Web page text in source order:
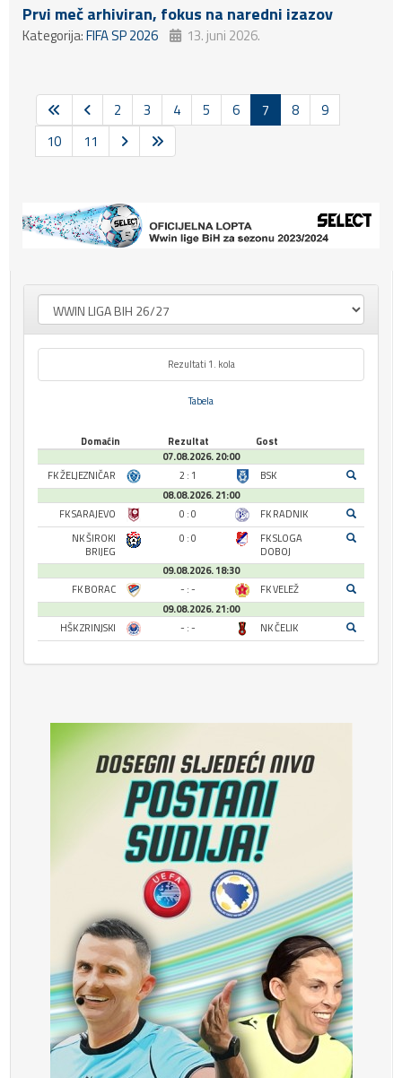
Prvi meč arhiviran, fokus na naredni izazov
Kategorija:FIFA SP 2026 13. juni 2026.
2 3 4 5 6 7 8
9
10
11
Rezultati 1. kola
Tabela
Domaćin Rezultat
Gost
07.08.2026. 20:00
FK ŽELJEZNIČAR
2 : 1
BSK
08.08.2026. 21:00
FK SARAJEVO
0 : 0
FK RADNIK
NK ŠIROKI
BRIJEG
0 : 0
FK SLOGA
DOBOJ
09.08.2026. 18:30
FK BORAC
- : -
FK VELEŽ
09.08.2026. 21:00
HŠK ZRINJSKI
- : - NK ČELIK